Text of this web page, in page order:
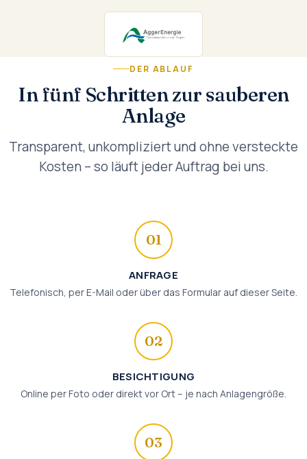
DER ABLAUF
In fünf Schritten zur sauberen
Anlage
Transparent, unkompliziert und ohne versteckte
Kosten – so läuft jeder Auftrag bei uns.
01
ANFRAGE
Telefonisch, per E-Mail oder über das Formular auf dieser Seite.
02
BESICHTIGUNG
Online per Foto oder direkt vor Ort – je nach Anlagengröße.
03